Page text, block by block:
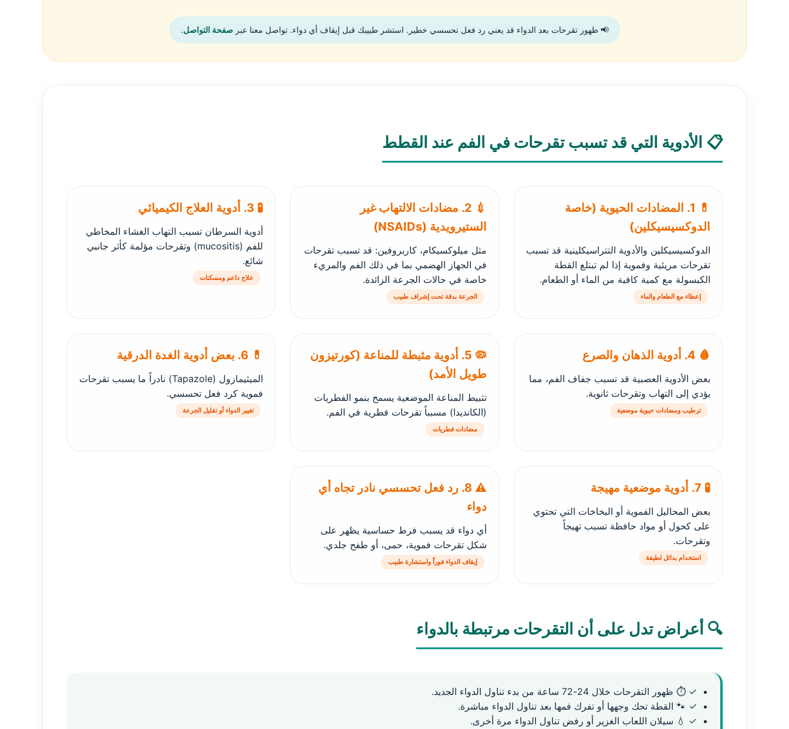
📢 ظهور تقرحات بعد الدواء قد يعني رد فعل تحسسي خطير. استشر طبيبك قبل إيقاف أي دواء. تواصل معنا عبرصفحة التواصل.
📋 الأدوية التي قد تسبب تقرحات في الفم عند القطط
💊 1. المضادات الحيوية (خاصة
الدوكسيسيكلين)
الدوكسيسيكلين والأدوية التتراسيكلينية قد تسبب
تقرحات مريئية وفموية إذا لم تبتلع القطة
الكبسولة مع كمية كافية من الماء أو الطعام.
إعطاء مع الطعام والماء
💉 2. مضادات الالتهاب غير
الستيرويدية (NSAIDs)
مثل ميلوكسيكام، كاربروفين: قد تسبب تقرحات
في الجهاز الهضمي بما في ذلك الفم والمريء
خاصة في حالات الجرعة الزائدة.
الجرعة بدقة تحت إشراف طبيب
🧪 3. أدوية العلاج الكيميائي
أدوية السرطان تسبب التهاب الغشاء المخاطي
للفم (mucositis) وتقرحات مؤلمة كأثر جانبي
شائع.
علاج داعم ومسكنات
🩸 4. أدوية الذهان والصرع
بعض الأدوية العصبية قد تسبب جفاف الفم، مما
يؤدي إلى التهاب وتقرحات ثانوية.
ترطيب ومضادات حيوية موضعية
🦠 5. أدوية مثبطة للمناعة (كورتيزون
طويل الأمد)
تثبيط المناعة الموضعية يسمح بنمو الفطريات
(الكانديدا) مسبباً تقرحات فطرية في الفم.
مضادات فطريات
💊 6. بعض أدوية الغدة الدرقية
الميثيمازول (Tapazole) نادراً ما يسبب تقرحات
فموية كرد فعل تحسسي.
تغيير الدواء أو تقليل الجرعة
🧪 7. أدوية موضعية مهيجة
بعض المحاليل الفموية أو البخاخات التي تحتوي
على كحول أو مواد حافظة تسبب تهيجاً
وتقرحات.
استخدام بدائل لطيفة
⚠️ 8. رد فعل تحسسي نادر تجاه أي
دواء
أي دواء قد يسبب فرط حساسية يظهر على
شكل تقرحات فموية، حمى، أو طفح جلدي.
إيقاف الدواء فوراً واستشارة طبيب
🔍 أعراض تدل على أن التقرحات مرتبطة بالدواء
✓ ⏱️ ظهور التقرحات خلال 24-72 ساعة من بدء تناول الدواء الجديد.
✓ 🐾 القطة تحك وجهها أو تفرك فمها بعد تناول الدواء مباشرة.
✓ 💧 سيلان اللعاب الغزير أو رفض تناول الدواء مرة أخرى.